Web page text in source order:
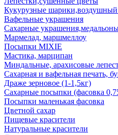
Кукурузные
Вафельные украшения
Сахарные
Мармелад, маршмеллоу
Посыпки MIXIE
Мастика, марципан
Миндальные, арахисовые
Сахарная и вафельная печать,
Драже зерновое (1-1,5кг)
Сахарные посыпки (фасовка
Посыпки маленькая фасовка
Цветной сахар
Пищевые красители
Натуральные красители